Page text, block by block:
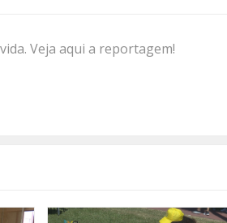
Veja aqui a reportagem!